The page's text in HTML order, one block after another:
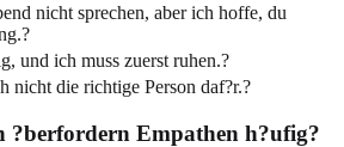
nicht sprechen, aber ich hoffe, du
und ich muss zuerst ruhen.?
nicht die richtige Person daf?r.?
?berfordern Empathen h?ufig?